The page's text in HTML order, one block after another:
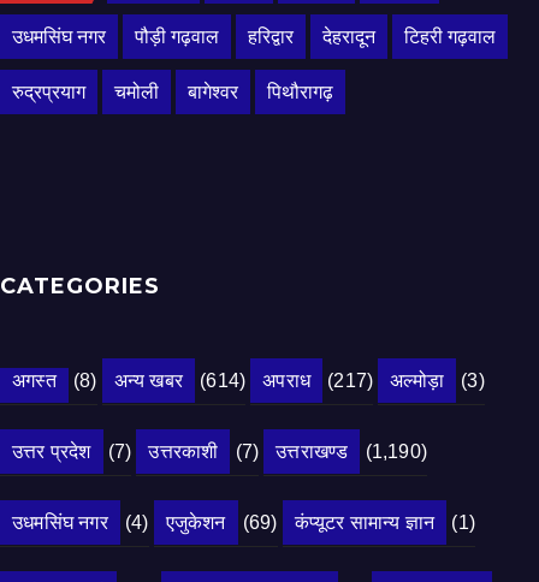
उधमसिंघ नगर पौड़ी गढ़वाल हरिद्वार देहरादून टिहरी गढ़वाल
रुद्रप्रयाग चमोली बागेश्वर पिथौरागढ़
CATEGORIES
अगस्त (8) अन्य खबर (614) अपराध (217) अल्मोड़ा (3)
उत्तर प्रदेश (7) उत्तरकाशी (7) उत्तराखण्ड (1,190)
उधमसिंघ नगर (4) एजुकेशन (69) कंप्यूटर सामान्य ज्ञान (1)